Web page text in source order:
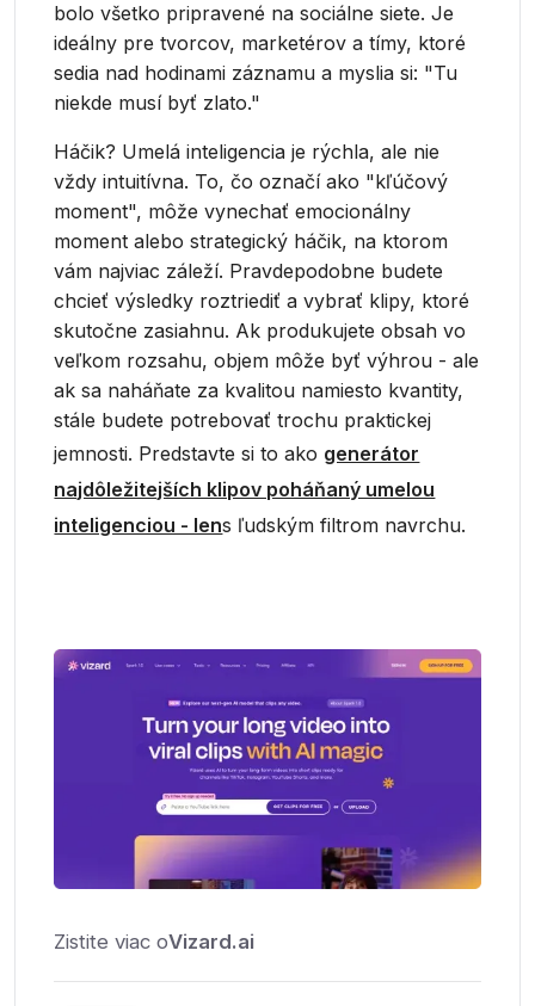
bolo všetko pripravené na sociálne siete. Je
ideálny pre tvorcov, marketérov a tímy, ktoré
sedia nad hodinami záznamu a myslia si: "Tu
niekde musí byť zlato."
Háčik? Umelá inteligencia je rýchla, ale nie
vždy intuitívna. To, čo označí ako "kľúčový
moment", môže vynechať emocionálny
moment alebo strategický háčik, na ktorom
vám najviac záleží. Pravdepodobne budete
chcieť výsledky roztriediť a vybrať klipy, ktoré
skutočne zasiahnu. Ak produkujete obsah vo
veľkom rozsahu, objem môže byť výhrou - ale
ak sa naháňate za kvalitou namiesto kvantity,
stále budete potrebovať trochu praktickej
jemnosti. Predstavte si to ako generátor
najdôležitejších klipov poháňaný umelou
inteligenciou - lens ľudským filtrom navrchu.
Zistite viac oVizard.ai